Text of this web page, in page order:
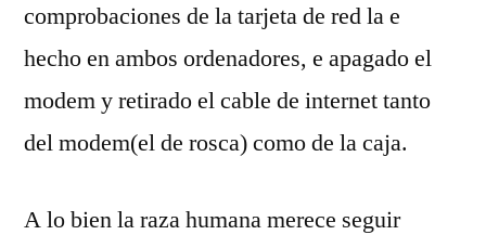
comprobaciones de la tarjeta de red la e
hecho en ambos ordenadores, e apagado el
modem y retirado el cable de internet tanto
del modem(el de rosca) como de la caja.
A lo bien la raza humana merece seguir